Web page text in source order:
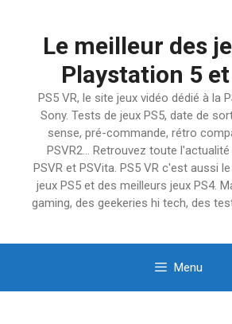
Le meilleur des
Playstation 5 et
PS5 VR, le site jeux vidéo dédié à la
Sony. Tests de jeux PS5, date de
sense, pré-commande, rétro
PSVR2… Retrouvez toute l'actualité
PSVR et PSVita. PS5 VR c'est aussi
jeux PS5 et des meilleurs jeux PS4.
gaming, des geekeries hi tech, des
Menu